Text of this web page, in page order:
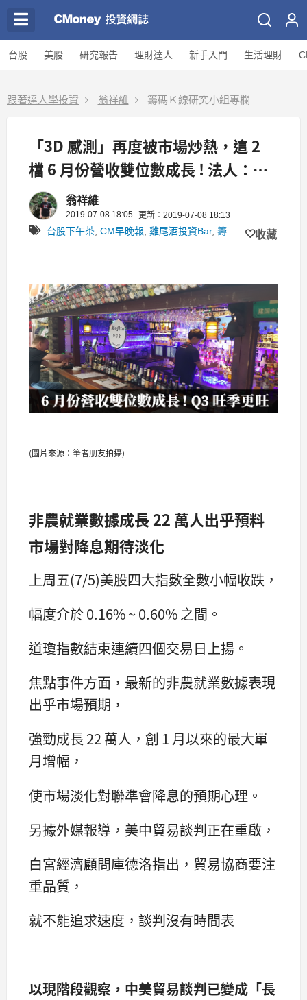
台股 美股 研究報告 理財達人 新手入門 生活理財
跟著達人學投資 翁祥維 籌碼Ｋ線研究小組專欄
「3D 感測」再度被市場炒熱，這 2
檔 6 月份營收雙位數成長 ! 法人：Q3
旺季更旺
翁祥維
2019-07-08 18:05 更新：2019-07-08 18:13
台股下午茶 CM早晚報 雞尾酒投資Bar, 籌碼Ｋ線研究小組 收藏
(圖片來源：筆者朋友拍攝)
非農就業數據成長 22 萬人出乎預料
市場對降息期待淡化
上周五(7/5)美股四大指數全數小幅收跌，
幅度介於 0.16% ~ 0.60% 之間。
道瓊指數結束連續四個交易日上揚。
焦點事件方面，最新的非農就業數據表現
出乎市場預期，
強勁成長 22 萬人，創 1 月以來的最大單
月增幅，
使市場淡化對聯準會降息的預期心理。
另據外媒報導，美中貿易談判正在重啟，
白宮經濟顧問庫德洛指出，貿易協商要注
重品質，
就不能追求速度，談判沒有時間表
以現階段觀察，中美貿易談判已變成「長